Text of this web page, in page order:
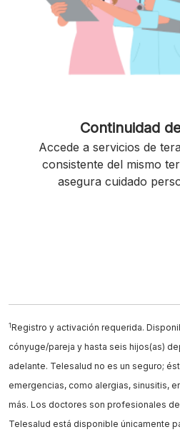
Continuidad
Accede a servicios de
consistente del mismo
asegura cuidado
1Registro y activación requerida.
cónyuge/pareja y hasta seis hijos(as)
adelante. Telesalud no es un seguro;
emergencias, como alergias, sinusitis,
más. Los doctores son profesionales de
Telesalud está disponible únicamente